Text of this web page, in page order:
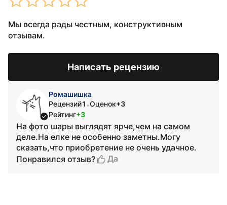
Мы всегда рады честным, конструктивным
отзывам.
Написать рецензию
Ромашишка
Рецензий1 •Оценок+3
Рейтинг+3
На фото шары выглядят ярче,чем на самом
деле.На елке не особенно заметны.Могу
сказать,что приобретение не очень удачное.
Понравился отзыв?
Да